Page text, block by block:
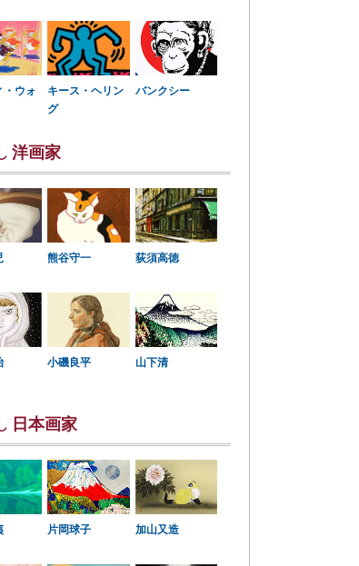
・ウォ
キース・ヘリン
グ
バンクシー
洋画家
熊谷守一 荻須高徳
小磯良平 山下清
日本画家
片岡球子 加山又造